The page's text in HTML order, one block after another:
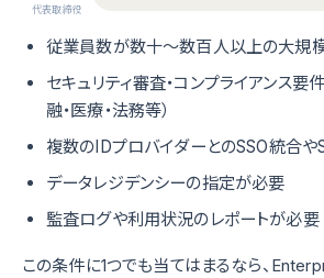
代表取締役
従業員数が数十〜数百人以上の大規
セキュリティ審査・コンプライアンス要
融・医療・法務等）
複数のIDプロバイダーとのSSO統合
データレジデンシーの指定が必要
監査ログや利用状況のレポートが必要
この条件に1つでも当てはまるなら、